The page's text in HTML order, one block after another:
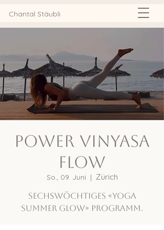
Chantal Stäubli
Power Vinyasa
Flow
So., 09. Juni
  |
Zürich
Sechswöchtiges «YOGA
SUMMER GLOW» Programm.